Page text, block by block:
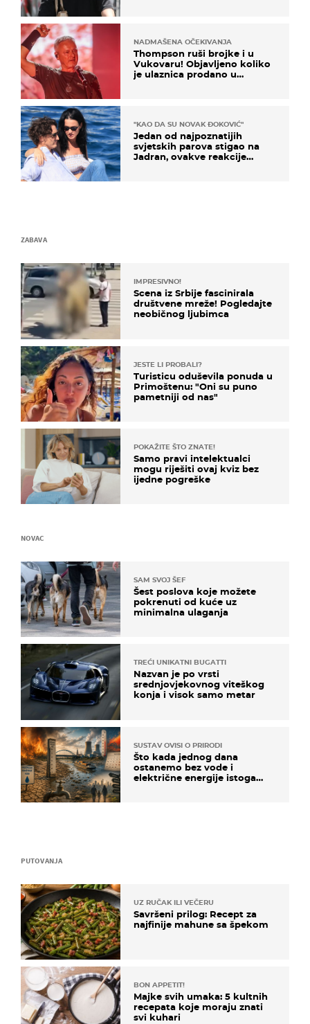
NADMAŠENA OČEKIVANJA
Thompson ruši brojke i u
Vukovaru! Objavljeno koliko
je ulaznica prodano u
"KAO DA SU NOVAK ĐOKOVIĆ"
Jedan od najpoznatijih
svjetskih parova stigao na
Jadran, ovakve reakcije
ZABAVA
IMPRESIVNO!
Scena iz Srbije fascinirala
društvene mreže! Pogledajte
neobičnog ljubimca
JESTE LI PROBALI?
Turisticu oduševila ponuda u
Primoštenu: "Oni su puno
pametniji od nas"
POKAŽITE ŠTO ZNATE!
Samo pravi intelektualci
mogu riješiti ovaj kviz bez
ijedne pogreške
PUTOVANJA
UZ RUČAK ILI VEČERU
Savršeni prilog: Recept za
najfinije mahune sa špekom
BON APPETIT!
Majke svih umaka: 5 kultnih
recepata koje moraju znati
svi kuhari
NOVAC
SAM SVOJ ŠEF
Šest poslova koje možete
pokrenuti od kuće uz
minimalna ulaganja
TREĆI UNIKATNI BUGATTI
Nazvan je po vrsti
srednjovjekovnog viteškog
konja i visok samo metar
SUSTAV OVISI O PRIRODI
Što kada jednog dana
ostanemo bez vode i
električne energije istoga